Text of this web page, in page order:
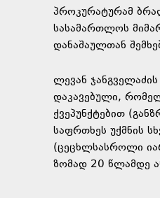
პროკურატურამ
სასამართლოს
დანაშაულთან
ლევან
დაკავებული,
ქვეპუნქტებით
საფრთხეს უქმნის
(ცეცხლსასროლი
ზომად 20 წლამდე